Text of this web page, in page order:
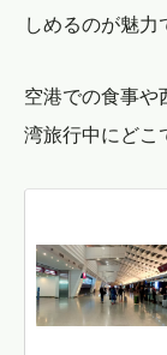
しめるのが魅力
空港での食事や
湾旅行中にどこ